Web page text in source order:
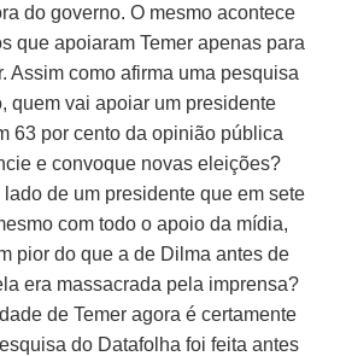
do governo. O mesmo acontece
que apoiaram Temer apenas para
Assim como afirma uma pesquisa
quem vai apoiar um presidente
63 por cento da opinião pública
e convoque novas eleições?
de um presidente que em sete
com todo o apoio da mídia,
pior do que a de Dilma antes de
era massacrada pela imprensa?
de Temer agora é certamente
do Datafolha foi feita antes